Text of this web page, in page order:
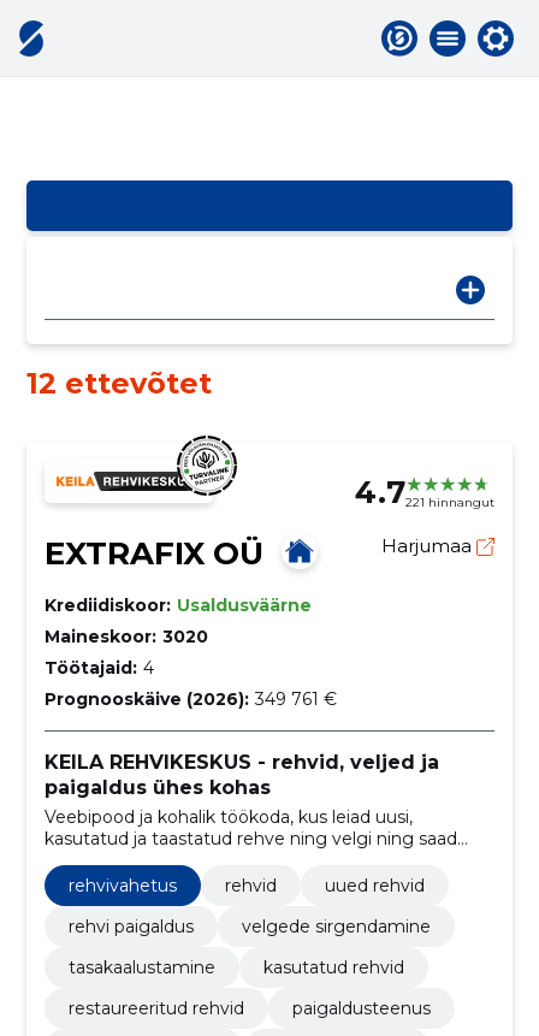
12 ettevõtet
4.7221 hinnangut
EXTRAFIX OÜ Harjumaa
Krediidiskoor: Usaldusväärne
Maineskoor: 3020
Töötajaid: 4
Prognooskäive (2026): 349 761 €
KEILA REHVIKESKUS - rehvid, veljed ja
paigaldus ühes kohas
Veebipood ja kohalik töökoda, kus leiad uusi,
kasutatud ja taastatud rehve ning velgi ning saad
kiire paigalduse ja velgede sirgendamise. Lihtne
tellida ja broneerida paigaldusaeg.
rehvivahetus rehvid
uued rehvid
rehvi paigaldus
velgede sirgendamine
tasakaalustamine
kasutatud rehvid
restaureeritud rehvid
paigaldusteenus